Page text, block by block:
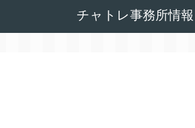
チャトレ事務所情報